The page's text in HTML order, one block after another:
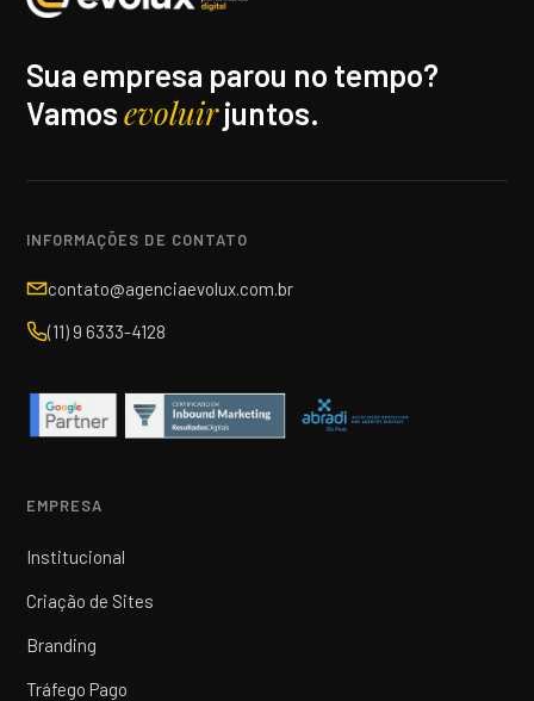
Sua empresa parou no tempo?
Vamosevoluirjuntos.
INFORMAÇÕES DE CONTATO
contato@agenciaevolux.com.br
(11) 9 6333-4128
EMPRESA
Institucional
Criação de Sites
Branding
Tráfego Pago